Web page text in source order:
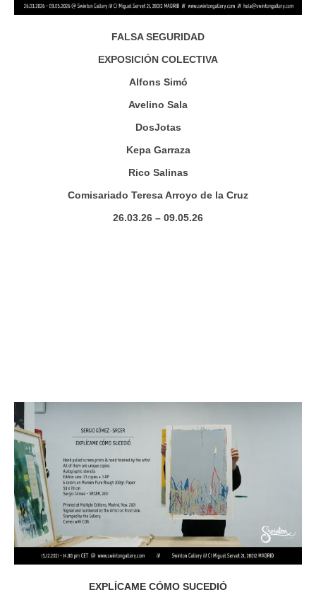
FALSA SEGURIDAD
EXPOSICIÓN COLECTIVA
Alfons Simó
Avelino Sala
DosJotas
Kepa Garraza
Rico Salinas
Comisariado Teresa Arroyo de la Cruz
26.03.26 – 09.05.26
EXPLÍCAME CÓMO SUCEDIÓ